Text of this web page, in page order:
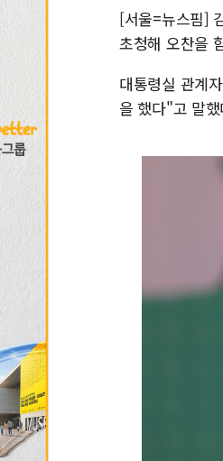
[서울=뉴스핌]
초청해 오찬을
대통령실 관계
을 했다"고 말